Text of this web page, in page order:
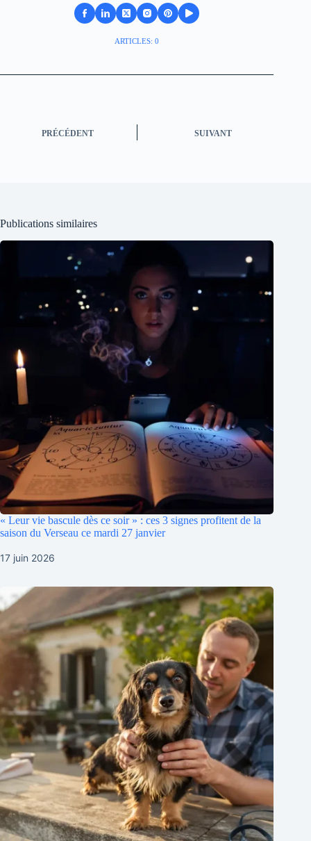
ARTICLES: 0
PRÉCÉDENT SUIVANT
Publications similaires
« Leur vie bascule dès ce soir » : ces 3 signes profitent de la
saison du Verseau ce mardi 27 janvier
17 juin 2026